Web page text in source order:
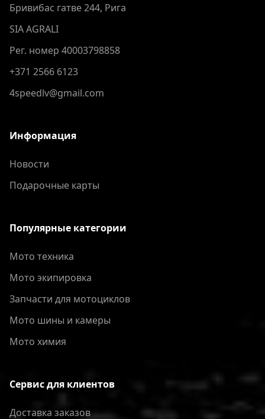
Бривибас гатве 244, Рига
SIA AGRALI
Рег. номер 40003798858
+371 2566 6123
4speedlv@gmail.com
Информация
Новости
Подарочные карты
Популярные категории
Мото техника
Мото экипировка
Запчасти для мотоциклов
Мото шины и камеры
Мото химия
Сервис для клиентов
Доставка заказов